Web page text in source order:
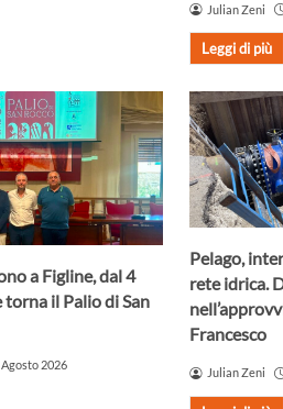
Julian Zeni
Leggi di più
a Figline, dal 4
torna il Palio di San
Agosto 2026
Pelago,
rete idrica.
Francesco
Julian Zeni